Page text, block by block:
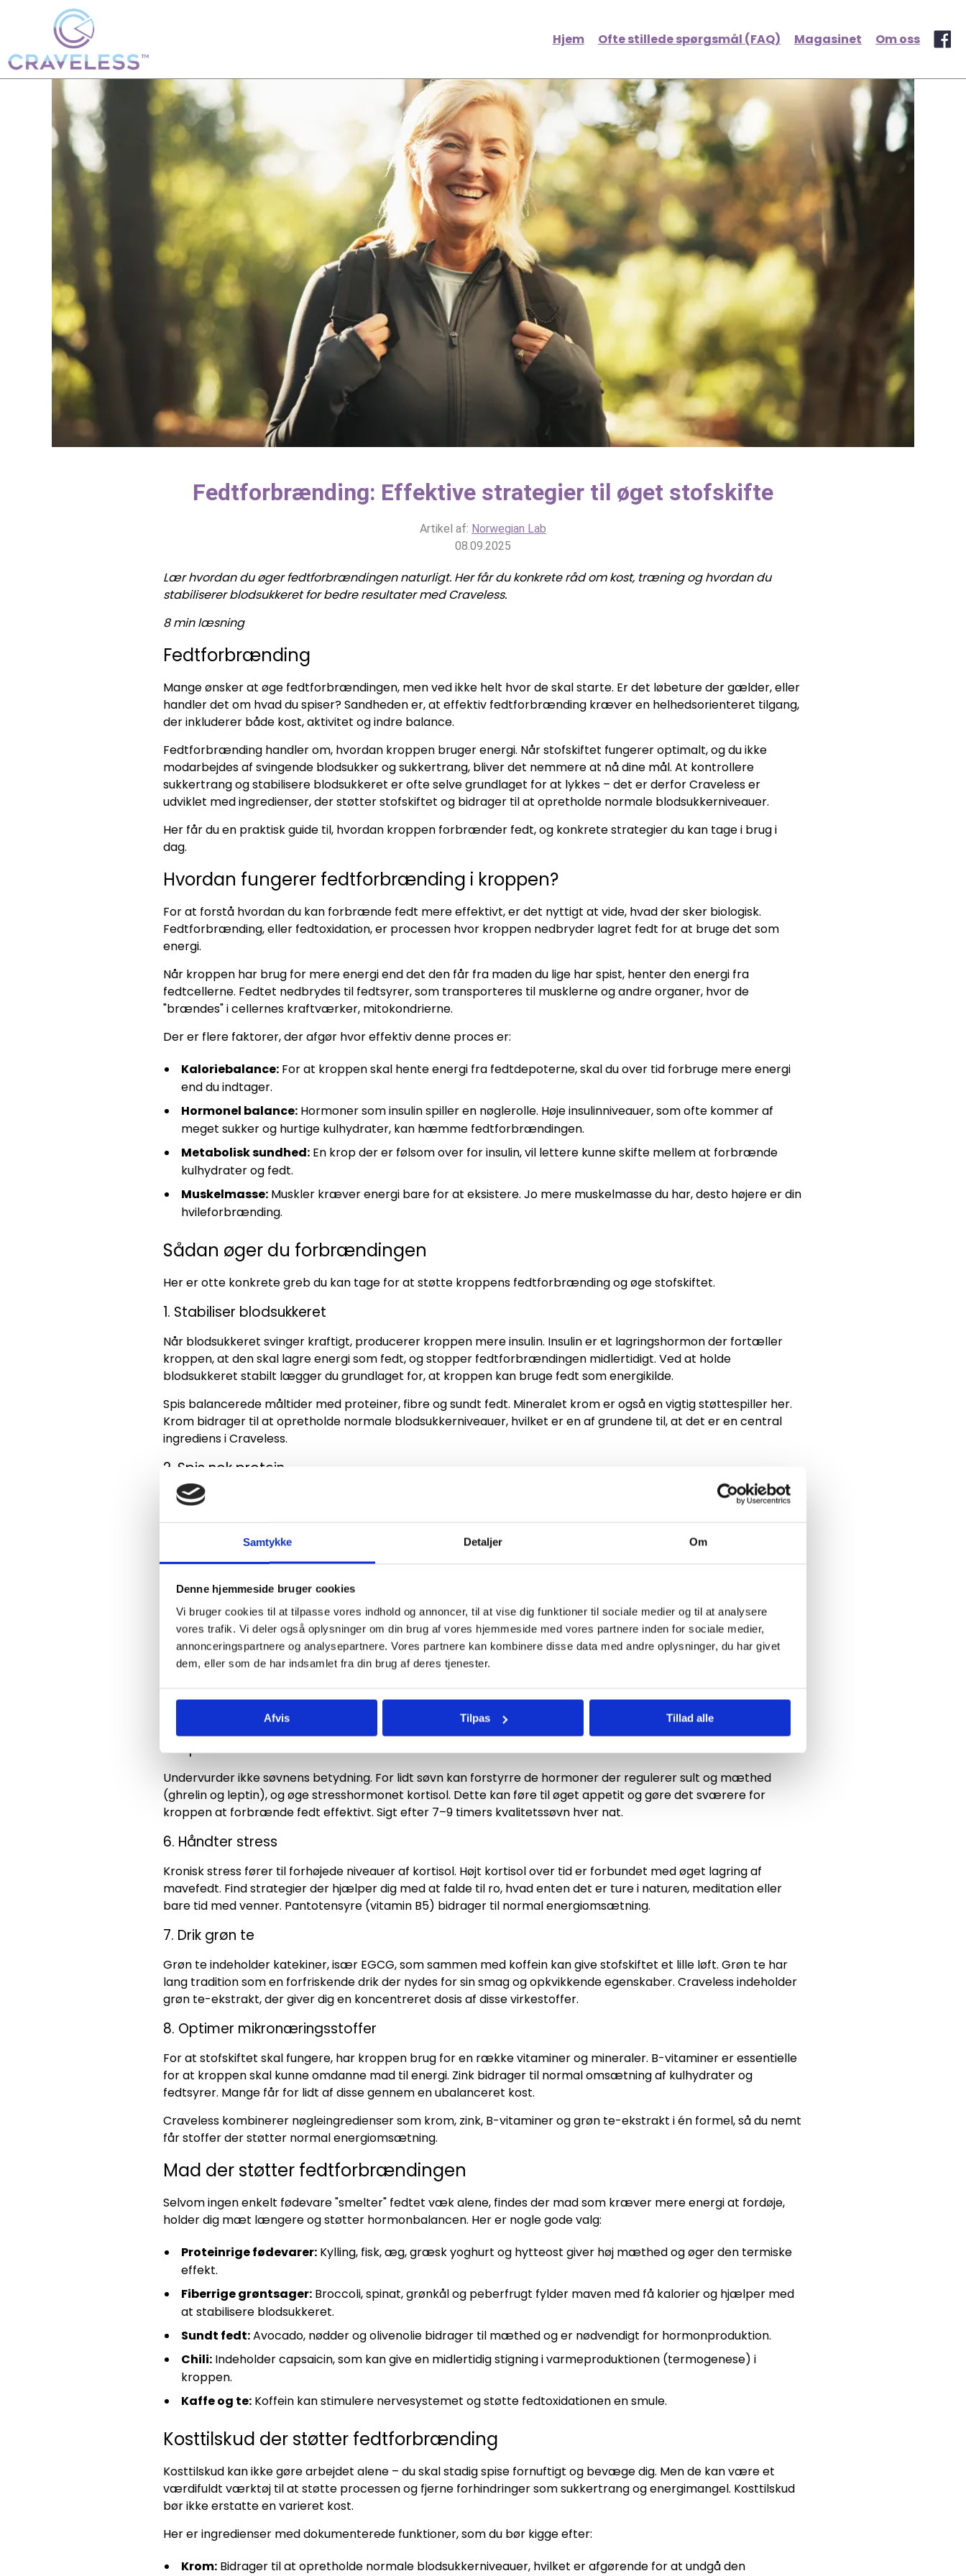
Samtykke Detaljer Om
Denne hjemmeside bruger cookies
Vi bruger cookies til at tilpasse vores indhold og annoncer, til at vise dig funktioner til sociale medier og til at analysere
vores trafik. Vi deler også oplysninger om din brug af vores hjemmeside med vores partnere inden for sociale medier,
annonceringspartnere og analysepartnere. Vores partnere kan kombinere disse data med andre oplysninger, du har givet
dem, eller som de har indsamlet fra din brug af deres tjenester.
Afvis Tilpas Tillad alle
Hjem Ofte stillede spørgsmål (FAQ) Magasinet Om oss
Fedtforbrænding: Effektive strategier til øget stofskifte
Artikel af: Norwegian Lab
08.09.2025
Lær hvordan du øger fedtforbrændingen naturligt. Her får du konkrete råd om kost, træning og hvordan du
stabiliserer blodsukkeret for bedre resultater med Craveless.
8 min læsning
Fedtforbrænding
Mange ønsker at øge fedtforbrændingen, men ved ikke helt hvor de skal starte. Er det løbeture der gælder, eller
handler det om hvad du spiser? Sandheden er, at effektiv fedtforbrænding kræver en helhedsorienteret tilgang,
der inkluderer både kost, aktivitet og indre balance.
Fedtforbrænding handler om, hvordan kroppen bruger energi. Når stofskiftet fungerer optimalt, og du ikke
modarbejdes af svingende blodsukker og sukkertrang, bliver det nemmere at nå dine mål. At kontrollere
sukkertrang og stabilisere blodsukkeret er ofte selve grundlaget for at lykkes – det er derfor Craveless er
udviklet med ingredienser, der støtter stofskiftet og bidrager til at opretholde normale blodsukkerniveauer.
Her får du en praktisk guide til, hvordan kroppen forbrænder fedt, og konkrete strategier du kan tage i brug i
dag.
Hvordan fungerer fedtforbrænding i kroppen?
For at forstå hvordan du kan forbrænde fedt mere effektivt, er det nyttigt at vide, hvad der sker biologisk.
Fedtforbrænding, eller fedtoxidation, er processen hvor kroppen nedbryder lagret fedt for at bruge det som
energi.
Når kroppen har brug for mere energi end det den får fra maden du lige har spist, henter den energi fra
fedtcellerne. Fedtet nedbrydes til fedtsyrer, som transporteres til musklerne og andre organer, hvor de
"brændes" i cellernes kraftværker, mitokondrierne.
Der er flere faktorer, der afgør hvor effektiv denne proces er:
Kaloriebalance: For at kroppen skal hente energi fra fedtdepoterne, skal du over tid forbruge mere energi
end du indtager.
Hormonel balance: Hormoner som insulin spiller en nøglerolle. Høje insulinniveauer, som ofte kommer af
meget sukker og hurtige kulhydrater, kan hæmme fedtforbrændingen.
Metabolisk sundhed: En krop der er følsom over for insulin, vil lettere kunne skifte mellem at forbrænde
kulhydrater og fedt.
Muskelmasse: Muskler kræver energi bare for at eksistere. Jo mere muskelmasse du har, desto højere er din
hvileforbrænding.
Sådan øger du forbrændingen
Her er otte konkrete greb du kan tage for at støtte kroppens fedtforbrænding og øge stofskiftet.
1. Stabiliser blodsukkeret
Når blodsukkeret svinger kraftigt, producerer kroppen mere insulin. Insulin er et lagringshormon der fortæller
kroppen, at den skal lagre energi som fedt, og stopper fedtforbrændingen midlertidigt. Ved at holde
blodsukkeret stabilt lægger du grundlaget for, at kroppen kan bruge fedt som energikilde.
Spis balancerede måltider med proteiner, fibre og sundt fedt. Mineralet krom er også en vigtig støttespiller her.
Krom bidrager til at opretholde normale blodsukkerniveauer, hvilket er en af grundene til, at det er en central
ingrediens i Craveless.
2. Spis nok protein
Kroppen bruger mere energi på at fordøje proteiner end fedt og kulhydrater. Dette kaldes madens termiske
3. Opbyg muskelmasse
Styrketræning er en af de mest effektive måder at øge forbrændingen på lang sigt. Muskler er metabolisk aktivt
væv, hvilket betyder at de forbrænder kalorier selv når du sidder stille. Ved at lægge styrketræning ind 2–4
gange om ugen bygger du en "motor" der bruger mere brændstof døgnet rundt.
4. Inkluder HIIT og styrketræning
Højintensiv intervaltræning (HIIT) og tung styrketræning giver en effekt der kaldes EPOC (Excess Post-exercise
Oxygen Consumption), eller "efterforbrænding". Dette betyder at kroppen fortsætter med at forbrænde ekstra
kalorier i flere timer efter at træningen er færdig.
5. Optimer søvnen
Undervurder ikke søvnens betydning. For lidt søvn kan forstyrre de hormoner der regulerer sult og mæthed
(ghrelin og leptin), og øge stresshormonet kortisol. Dette kan føre til øget appetit og gøre det sværere for
kroppen at forbrænde fedt effektivt. Sigt efter 7–9 timers kvalitetssøvn hver nat.
6. Håndter stress
Kronisk stress fører til forhøjede niveauer af kortisol. Højt kortisol over tid er forbundet med øget lagring af
mavefedt. Find strategier der hjælper dig med at falde til ro, hvad enten det er ture i naturen, meditation eller
bare tid med venner. Pantotensyre (vitamin B5) bidrager til normal energiomsætning.
7. Drik grøn te
Grøn te indeholder katekiner, især EGCG, som sammen med koffein kan give stofskiftet et lille løft. Grøn te har
lang tradition som en forfriskende drik der nydes for sin smag og opkvikkende egenskaber. Craveless indeholder
grøn te-ekstrakt, der giver dig en koncentreret dosis af disse virkestoffer.
8. Optimer mikronæringsstoffer
For at stofskiftet skal fungere, har kroppen brug for en række vitaminer og mineraler. B-vitaminer er essentielle
for at kroppen skal kunne omdanne mad til energi. Zink bidrager til normal omsætning af kulhydrater og
fedtsyrer. Mange får for lidt af disse gennem en ubalanceret kost.
Craveless kombinerer nøgleingredienser som krom, zink, B-vitaminer og grøn te-ekstrakt i én formel, så du nemt
får stoffer der støtter normal energiomsætning.
Mad der støtter fedtforbrændingen
Selvom ingen enkelt fødevare "smelter" fedtet væk alene, findes der mad som kræver mere energi at fordøje,
holder dig mæt længere og støtter hormonbalancen. Her er nogle gode valg:
Proteinrige fødevarer: Kylling, fisk, æg, græsk yoghurt og hytteost giver høj mæthed og øger den termiske
effekt.
Fiberrige grøntsager: Broccoli, spinat, grønkål og peberfrugt fylder maven med få kalorier og hjælper med
at stabilisere blodsukkeret.
Sundt fedt:Avocado, nødder og olivenolie bidrager til mæthed og er nødvendigt for hormonproduktion.
Chili: Indeholder capsaicin, som kan give en midlertidig stigning i varmeproduktionen (termogenese) i
kroppen.
Kaffe og te: Koffein kan stimulere nervesystemet og støtte fedtoxidationen en smule.
Kosttilskud der støtter fedtforbrænding
Kosttilskud kan ikke gøre arbejdet alene – du skal stadig spise fornuftigt og bevæge dig. Men de kan være et
værdifuldt værktøj til at støtte processen og fjerne forhindringer som sukkertrang og energimangel. Kosttilskud
bør ikke erstatte en varieret kost.
Her er ingredienser med dokumenterede funktioner, som du bør kigge efter:
Krom: Bidrager til at opretholde normale blodsukkerniveauer, hvilket er afgørende for at undgå den